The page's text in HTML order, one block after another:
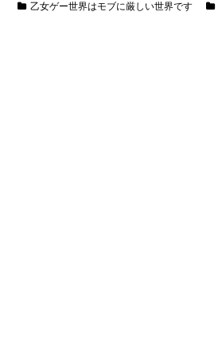
乙女ゲー世界はモブに厳しい世界です